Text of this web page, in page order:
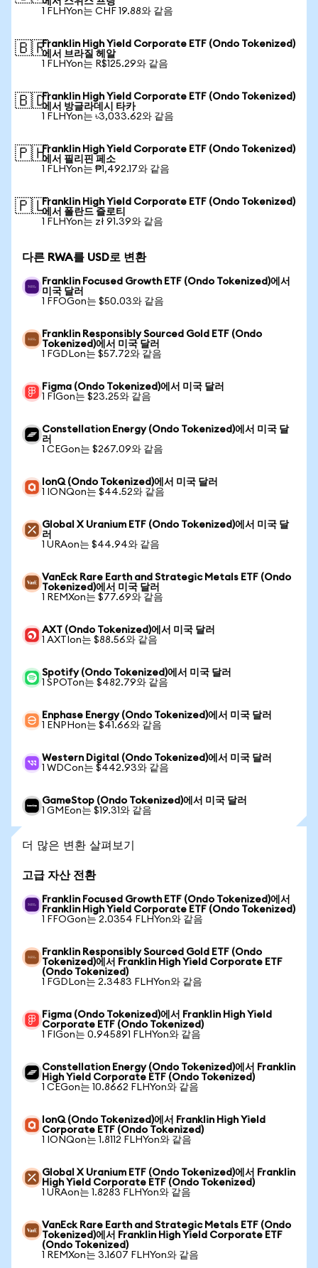
1 FLHYon는 CHF 19.88와 같음
🇧🇷Franklin High Yield Corporate ETF (Ondo Tokenized)
에서 브라질 헤알
1 FLHYon는 R$125.29와 같음
🇧🇩Franklin High Yield Corporate ETF (Ondo Tokenized)
에서 방글라데시 타카
1 FLHYon는 ৳3,033.62와 같음
🇵🇭Franklin High Yield Corporate ETF (Ondo Tokenized)
에서 필리핀 페소
1 FLHYon는 ₱1,492.17와 같음
🇵🇱Franklin High Yield Corporate ETF (Ondo Tokenized)
에서 폴란드 즐로티
1 FLHYon는 zł 91.39와 같음
다른 RWA를 USD로 변환
Franklin Focused Growth ETF (Ondo Tokenized)에서
미국 달러
1 FFOGon는 $50.03와 같음
Franklin Responsibly Sourced Gold ETF (Ondo
Tokenized)에서 미국 달러
1 FGDLon는 $57.72와 같음
Figma (Ondo Tokenized)에서 미국 달러
1 FIGon는 $23.25와 같음
Constellation Energy (Ondo Tokenized)에서 미국 달
러
1 CEGon는 $267.09와 같음
IonQ (Ondo Tokenized)에서 미국 달러
1 IONQon는 $44.52와 같음
Global X Uranium ETF (Ondo Tokenized)에서 미국 달
러
1 URAon는 $44.94와 같음
VanEck Rare Earth and Strategic Metals ETF (Ondo
Tokenized)에서 미국 달러
1 REMXon는 $77.69와 같음
AXT (Ondo Tokenized)에서 미국 달러
1 AXTIon는 $88.56와 같음
Spotify (Ondo Tokenized)에서 미국 달러
1 SPOTon는 $482.79와 같음
Enphase Energy (Ondo Tokenized)에서 미국 달러
1 ENPHon는 $41.66와 같음
Western Digital (Ondo Tokenized)에서 미국 달러
1 WDCon는 $442.93와 같음
GameStop (Ondo Tokenized)에서 미국 달러
1 GMEon는 $19.31와 같음
더 많은 변환 살펴보기
고급 자산 전환
Franklin Focused Growth ETF (Ondo Tokenized)에서
Franklin High Yield Corporate ETF (Ondo Tokenized)
1 FFOGon는 2.0354 FLHYon와 같음
Franklin Responsibly Sourced Gold ETF (Ondo
Tokenized)에서 Franklin High Yield Corporate ETF
(Ondo Tokenized)
1 FGDLon는 2.3483 FLHYon와 같음
Figma (Ondo Tokenized)에서 Franklin High Yield
Corporate ETF (Ondo Tokenized)
1 FIGon는 0.945891 FLHYon와 같음
Constellation Energy (Ondo Tokenized)에서 Franklin
High Yield Corporate ETF (Ondo Tokenized)
1 CEGon는 10.8662 FLHYon와 같음
IonQ (Ondo Tokenized)에서 Franklin High Yield
Corporate ETF (Ondo Tokenized)
1 IONQon는 1.8112 FLHYon와 같음
Global X Uranium ETF (Ondo Tokenized)에서 Franklin
High Yield Corporate ETF (Ondo Tokenized)
1 URAon는 1.8283 FLHYon와 같음
VanEck Rare Earth and Strategic Metals ETF (Ondo
Tokenized)에서 Franklin High Yield Corporate ETF
(Ondo Tokenized)
1 REMXon는 3.1607 FLHYon와 같음